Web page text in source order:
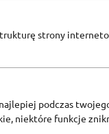
KOMPUTRONIK
SMYK
strony
podczas
niektóre funkcje